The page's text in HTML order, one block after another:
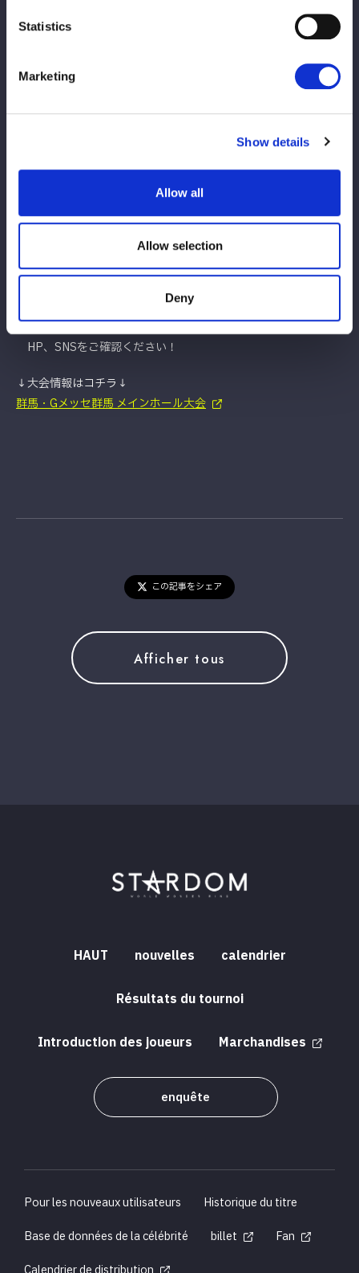
Statistics
Marketing
Show details
Allow all
Allow selection
Deny
※選手への握手やボディータッチ等、身体的接触はお控えくださ
い。
ただきます。
※その他のご注意事項は大会ページの【ご観戦にあたっての禁止
事項およびお願い】をご確認ください。
※混雑回避の為、事前にお会計のご準備をお願いいたします。
※お客様1名ずつのお渡しとなります。複数名でのご参加はお断
りいたします。（未就学児のみ保護者様同伴でご参加いただけま
す）
※時間の都合上、全てのお客様へ選手からお渡しできない可能性
がございます。あらかじめご了承ください。
お渡し会の参加選手は都度おしらせ致しますので、
HP、SNSをご確認ください！
↓大会情報はコチラ↓
群馬・Gメッセ群馬 メインホール大会
この記事をシェア
Afficher tous
HAUT nouvelles calendrier
Résultats du tournoi
Introduction des joueurs Marchandises
enquête
Pour les nouveaux utilisateurs
Historique du titre
Base de données de la célébrité
billet
Fan